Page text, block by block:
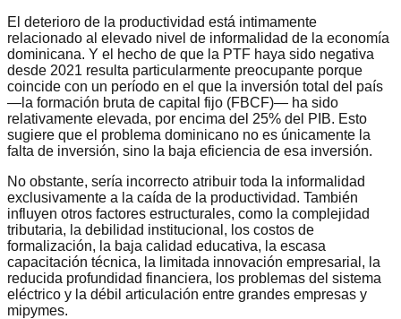
El deterioro de la productividad está intimamente
relacionado al elevado nivel de informalidad de la economía
dominicana. Y el hecho de que la PTF haya sido negativa
desde 2021 resulta particularmente preocupante porque
coincide con un período en el que la inversión total del país
—la formación bruta de capital fijo (FBCF)— ha sido
relativamente elevada, por encima del 25% del PIB. Esto
sugiere que el problema dominicano no es únicamente la
falta de inversión, sino la baja eficiencia de esa inversión.
No obstante, sería incorrecto atribuir toda la informalidad
exclusivamente a la caída de la productividad. También
influyen otros factores estructurales, como la complejidad
tributaria, la debilidad institucional, los costos de
formalización, la baja calidad educativa, la escasa
capacitación técnica, la limitada innovación empresarial, la
reducida profundidad financiera, los problemas del sistema
eléctrico y la débil articulación entre grandes empresas y
mipymes.